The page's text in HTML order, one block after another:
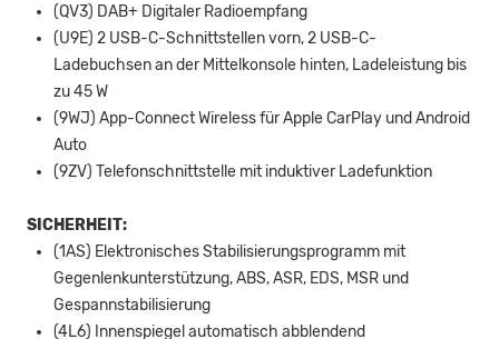
(QV3) DAB+ Digitaler Radioempfang
(U9E) 2 USB-C-Schnittstellen vorn, 2 USB-C-
Ladebuchsen an der Mittelkonsole hinten, Ladeleistung bis
zu 45 W
(9WJ) App-Connect Wireless für Apple CarPlay und Android
Auto
(9ZV) Telefonschnittstelle mit induktiver Ladefunktion
SICHERHEIT:
(1AS) Elektronisches Stabilisierungsprogramm mit
Gegenlenkunterstützung, ABS, ASR, EDS, MSR und
Gespannstabilisierung
(4L6) Innenspiegel automatisch abblendend